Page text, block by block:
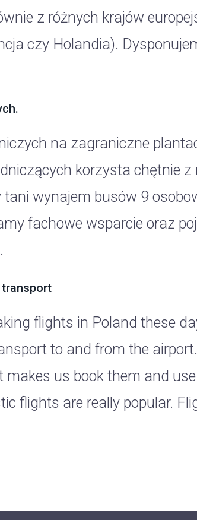
z różnych krajów
czy Holandia).
na zagraniczne
korzysta chętnie z
wynajem busów 9
fachowe wsparcie oraz
flights in Poland these
to and from the
makes us book them and
flights are really popular.